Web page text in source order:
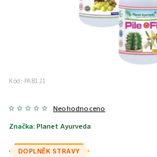
Kód: PAB121
Neohodnoceno
Značka: Planet Ayurveda
DOPLNĚK STRAVY